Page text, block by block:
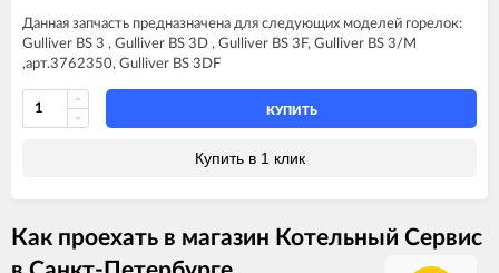
Данная запчасть предназначена для следующих моделей горелок:
Gulliver BS 3 , Gulliver BS 3D , Gulliver BS 3F, Gulliver BS 3/M
,арт.3762350, Gulliver BS 3DF
КУПИТЬ
Купить в 1 клик
Как проехать в магазин Котельный Сервис